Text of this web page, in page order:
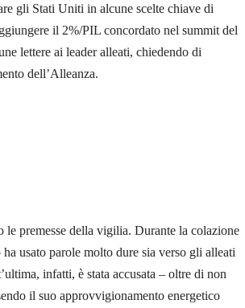
gli Stati Uniti in alcune scelte chiave di
il 2%/PIL concordato nel summit del
lettere ai leader alleati, chiedendo di
dell’Alleanza.
le premesse della vigilia. Durante la colazione
usato parole molto dure sia verso gli alleati
infatti, è stata accusata – oltre di non
il suo approvvigionamento energetico